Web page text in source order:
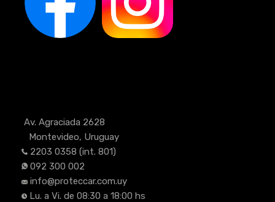
Av. Agraciada 2628
Montevideo, Uruguay
2203 0358 (int. 801)
092 300 002
info@proteccar.com.uy
Lu. a Vi. de 08:30 a 18:00 hs